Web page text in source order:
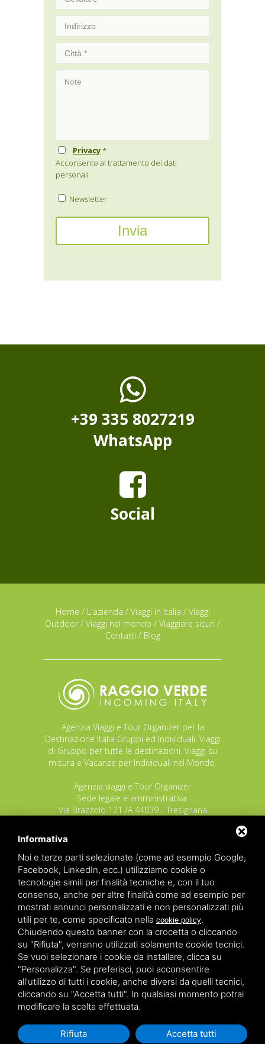
Privacy*
Acconsento al trattamento dei dati
personali
Newsletter
+39 335 8027219
WhatsApp
Social
Home / L'azienda / Viaggi in Italia / Viaggi
Outdoor / Viaggi nel mondo / Viaggiare sicuri /
Contatti / Blog
Agenzia Viaggi e Tour Organizer per la
Destinazione Italia Gruppi ed Individuali. Viaggi
di Gruppo per tutte le destinazioni. Viaggi su
misura e Vacanze per Individuali nel Mondo.
Agenzia viaggi e Tour Organizer
Sede legale e amministrativa:
Via Brazzolo 121 /A 44039 - Tresignana
POLIZZA RESPONSABILITA' CIVILE REVO N.
OX00020791 valida dal 12/11/2025 al
12/11/2026
POLIZZA FONDO GARANZIA INSOLVENZA
REVO N. OX00043679 valida dal 03/03/26 al
03/03/27
Copyrights – 2026 Raggio Verde Incoming Italy by Raggio
Verde Incoming Italy di Nagliati dott.ssa Ilaria –
Deltacommerce srlAll rights reserved.
Partita IVA 01428530388 - C.F NGLLRI66L56D548L - Numero
REA - Camera di Commercio Ferrara 166627/1998 Licenza
agenzia di viaggio: autorizzazione Provincia di Ferrara n.
102131 del 02 Dicembre 2008 -
Sitemap - Privacy Legal
Informativa
Noi e terze parti selezionate (come ad esempio Google,
Facebook, LinkedIn, ecc.) utilizziamo cookie o
tecnologie simili per finalità tecniche e, con il tuo
consenso, anche per altre finalità come ad esempio per
mostrati annunci personalizzati e non personalizzati più
utili per te, come specificato nella cookie policy.
Chiudendo questo banner con la crocetta o cliccando
su "Rifiuta", verranno utilizzati solamente cookie tecnici.
Se vuoi selezionare i cookie da installare, clicca su
"Personalizza". Se preferisci, puoi acconsentire
all'utilizzo di tutti i cookie, anche diversi da quelli tecnici,
cliccando su "Accetta tutti". In qualsiasi momento potrai
modificare la scelta effettuata.
Rifiuta Accetta tutti